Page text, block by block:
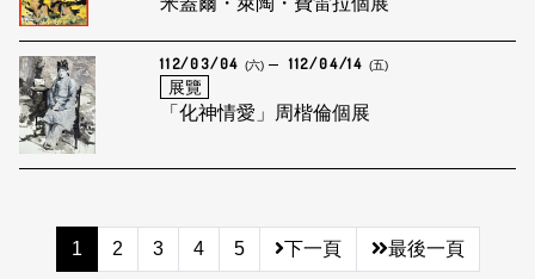
112/03/04 (六) 112/04/14 (五)
展覽
「化神情愛」周楷倫個展
1 2 3 4 5 下一頁 最後一頁